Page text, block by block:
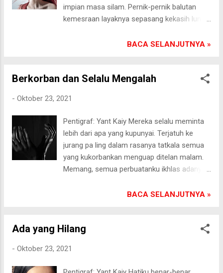
impian masa silam. Pernik-pernik balutan
kemesraan layaknya sepasang kekasih luntur
mulai berfantasi pada pria lain,
normal. Menghormatinya tidaklah bermakna
penyebabnya lantaran dia tidak sejalan alam
dalam satu persoalan. Mau menang sendiri
kendati dirinya tersudut. Puncaknya, aku
kembali ke pelukan tanah kelahiran. Aku tak
kuasa membendung keputusan yang
kuanggap benar.[] Pasongsongan,
BACA SELANJUTNYA »
Berkorban dan Selalu Mengalah
- Oktober 23, 2021
Pentigraf: Yant Kaiy Mereka selalu meminta
lebih dari apa yang kupunyai. Terjatuh ke
jurang pa ling dalam rasanya tatkala semua
yang kukorbankan menguap ditelan malam.
Memang, semua perbuatanku ikhlas adanya.
Mengedepankan kepentingan diri ketimbang
mengaburkan kebencian, menenggelamkan
kusikapkan. “Untuk apa memikirkannya. Kau
BACA SELANJUTNYA »
Ada yang Hilang
- Oktober 23, 2021